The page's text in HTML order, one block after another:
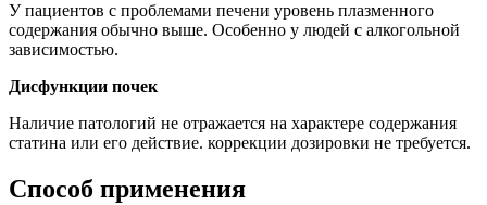
У пациентов с проблемами печени уровень плазменного
содержания обычно выше. Особенно у людей с алкогольной
зависимостью.
Дисфункции почек
Наличие патологий не отражается на характере содержания
статина или его действие. коррекции дозировки не требуется.
Способ применения